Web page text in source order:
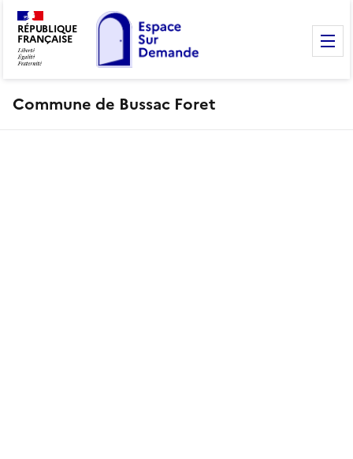
RÉPUBLIQUE
FRANÇAISE
Commune de Bussac Foret